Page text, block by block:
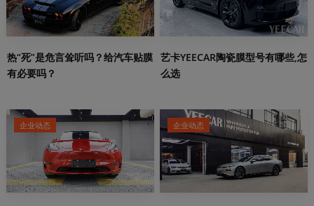
热“死”是危言耸听吗？给汽车贴膜
有必要吗？
艺卡YEECAR陶瓷膜型号有哪些,怎
么选
企业动态 企业动态